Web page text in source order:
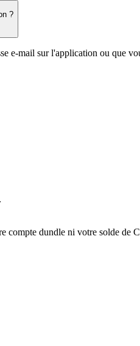
?
e-mail sur l'application ou que
dundle ni votre solde